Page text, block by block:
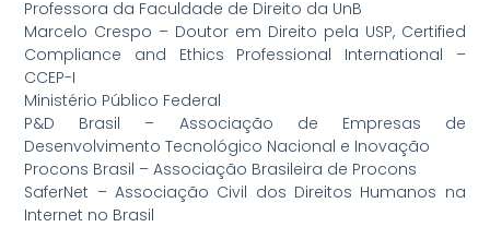
Professora da Faculdade de Direito da UnB
Marcelo Crespo – Doutor em Direito pela USP, Certified
Compliance and Ethics Professional International –
CCEP-I
Ministério Público Federal
P&D Brasil – Associação de Empresas de
Desenvolvimento Tecnológico Nacional e Inovação
Procons Brasil – Associação Brasileira de Procons
SaferNet – Associação Civil dos Direitos Humanos na
Internet no Brasil